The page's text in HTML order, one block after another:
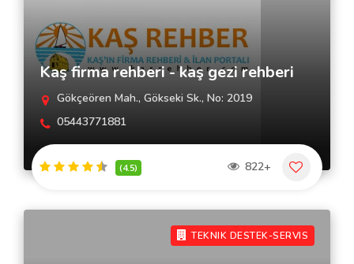
Kaş firma rehberi - kaş gezi rehberi
Gökçeören Mah., Gökseki Sk., No: 2019
05443771881
(4.5) 822+
TEKNIK DESTEK-SERVIS